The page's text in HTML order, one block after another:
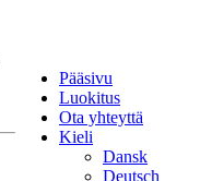
Pääsivu
Luokitus
Ota yhteyttä
Kieli
Dansk
Deutsch